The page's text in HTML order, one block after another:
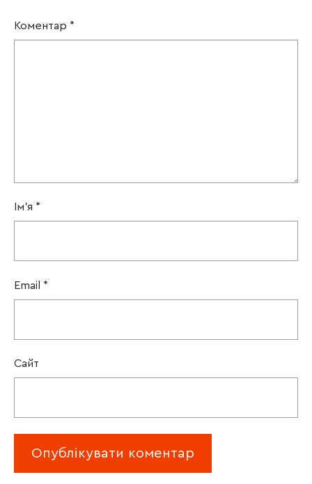
Коментар *
Ім'я *
Email *
Сайт